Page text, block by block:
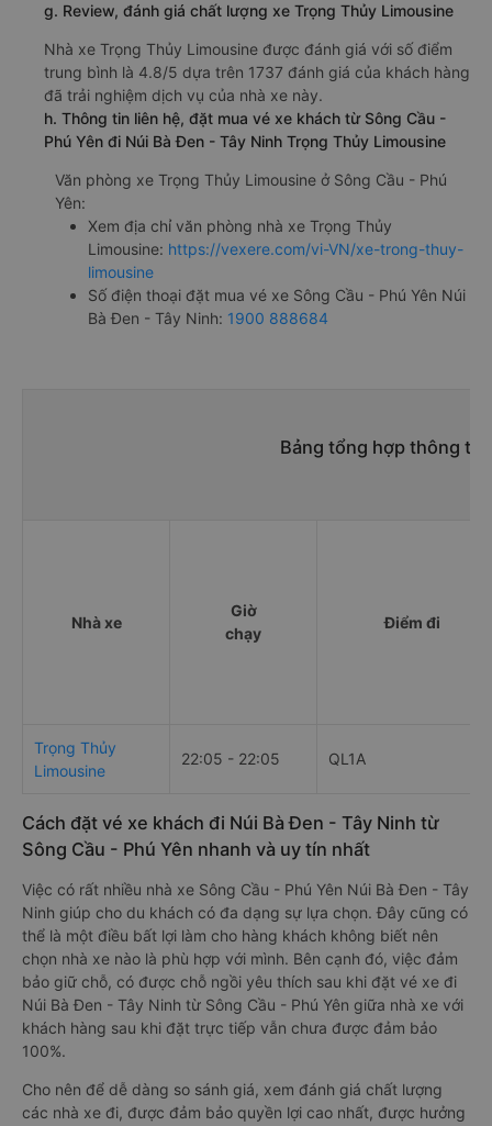
g. Review, đánh giá chất lượng xe Trọng Thủy Limousine
Nhà xe Trọng Thủy Limousine được đánh giá với số điểm
trung bình là 4.8/5 dựa trên 1737 đánh giá của khách hàng
đã trải nghiệm dịch vụ của nhà xe này.
h. Thông tin liên hệ, đặt mua vé xe khách từ Sông Cầu -
Phú Yên đi Núi Bà Đen - Tây Ninh Trọng Thủy Limousine
Văn phòng xe Trọng Thủy Limousine ở Sông Cầu - Phú
Yên:
Xem địa chỉ văn phòng nhà xe Trọng Thủy
Limousine: https://vexere.com/vi-VN/xe-trong-thuy-
limousine
Số điện thoại đặt mua vé xe Sông Cầu - Phú Yên Núi
Bà Đen - Tây Ninh: 1900 888684
Bảng tổng hợp thông
Nhà xe
Giờ
chạy
Điểm đi
Trọng Thủy
Limousine
22:05 - 22:05 QL1A
Cách đặt vé xe khách đi Núi Bà Đen - Tây Ninh từ
Sông Cầu - Phú Yên nhanh và uy tín nhất
Việc có rất nhiều nhà xe Sông Cầu - Phú Yên Núi Bà Đen - Tây
Ninh giúp cho du khách có đa dạng sự lựa chọn. Đây cũng có
thể là một điều bất lợi làm cho hàng khách không biết nên
chọn nhà xe nào là phù hợp với mình. Bên cạnh đó, việc đảm
bảo giữ chỗ, có được chỗ ngồi yêu thích sau khi đặt vé xe đi
Núi Bà Đen - Tây Ninh từ Sông Cầu - Phú Yên giữa nhà xe với
khách hàng sau khi đặt trực tiếp vẫn chưa được đảm bảo
100%.
Cho nên để dễ dàng so sánh giá, xem đánh giá chất lượng
các nhà xe đi, được đảm bảo quyền lợi cao nhất, được hưởng